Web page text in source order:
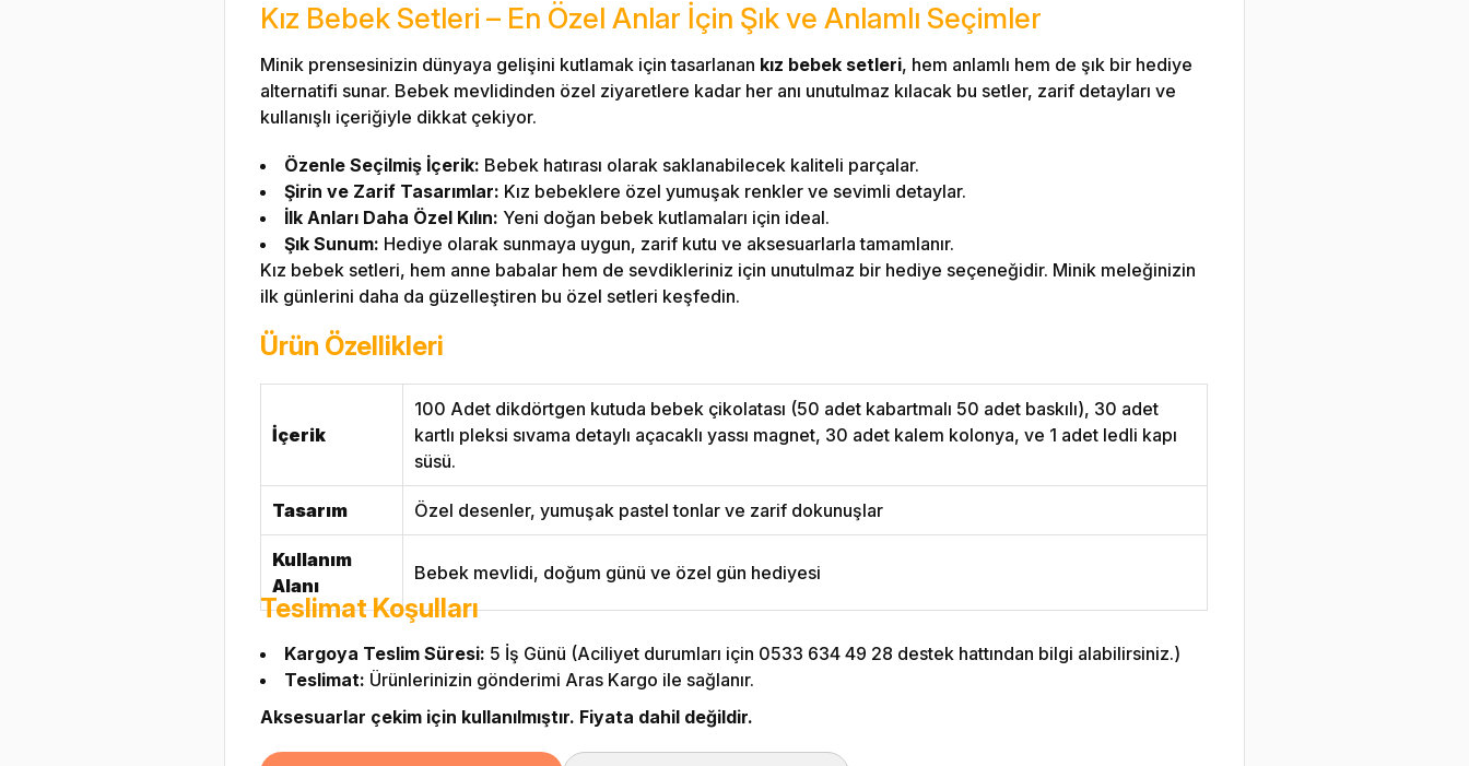
Kız Bebek Setleri – En Özel Anlar İçin Şık ve Anlamlı Seçimler
Minik prensesinizin dünyaya gelişini kutlamak için tasarlanan kız bebek setleri, hem anlamlı hem de şık bir hediye
alternatifi sunar. Bebek mevlidinden özel ziyaretlere kadar her anı unutulmaz kılacak bu setler, zarif detayları ve
kullanışlı içeriğiyle dikkat çekiyor.
Özenle Seçilmiş İçerik: Bebek hatırası olarak saklanabilecek kaliteli parçalar.
Şirin ve Zarif Tasarımlar: Kız bebeklere özel yumuşak renkler ve sevimli detaylar.
İlk Anları Daha Özel Kılın: Yeni doğan bebek kutlamaları için ideal.
Şık Sunum: Hediye olarak sunmaya uygun, zarif kutu ve aksesuarlarla tamamlanır.
Kız bebek setleri, hem anne babalar hem de sevdikleriniz için unutulmaz bir hediye seçeneğidir. Minik meleğinizin
ilk günlerini daha da güzelleştiren bu özel setleri keşfedin.
Ürün Özellikleri
İçerik
100 Adet dikdörtgen kutuda bebek çikolatası (50 adet kabartmalı 50 adet baskılı), 30 adet
kartlı pleksi sıvama detaylı açacaklı yassı magnet, 30 adet kalem kolonya, ve 1 adet ledli kapı
süsü.
Tasarım Özel desenler, yumuşak pastel tonlar ve zarif dokunuşlar
Kullanım
Alanı
Bebek mevlidi, doğum günü ve özel gün hediyesi
Teslimat Koşulları
Kargoya Teslim Süresi: 5 İş Günü (Aciliyet durumları için 0533 634 49 28 destek hattından bilgi alabilirsiniz.)
Teslimat: Ürünlerinizin gönderimi Aras Kargo ile sağlanır.
Aksesuarlar çekim için kullanılmıştır. Fiyata dahil değildir.